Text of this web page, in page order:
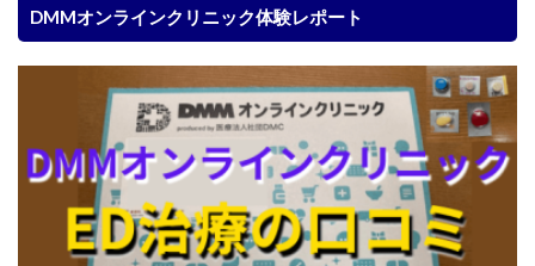
DMMオンラインクリニック体験レポート